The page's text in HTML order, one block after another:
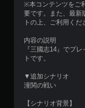
※本コンテンツをご
要です。また、最新
トの上、ご利用くだ
内容の説明
『三國志14』でプ
トです。
▼追加シナリオ
潼関の戦い
【シナリオ背景】